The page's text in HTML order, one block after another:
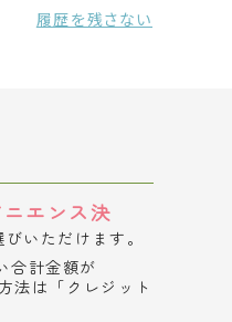
履歴を残さない
エンス決
いただけます。
合計金額が
法は「クレジット